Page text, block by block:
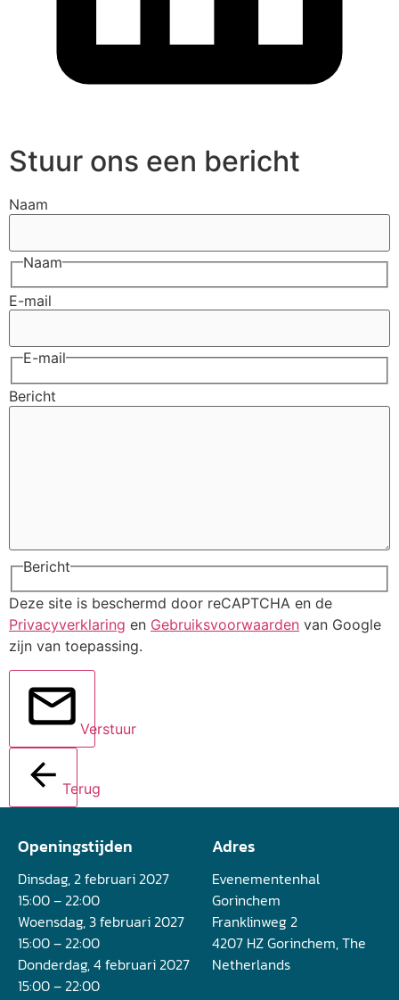
Stuur ons een bericht
Naam
Naam
E-mail
E-mail
Bericht
Bericht
Deze site is beschermd door reCAPTCHA en de
Privacyverklaring en Gebruiksvoorwaarden van Google
zijn van toepassing.
Verstuur
Terug
Openingstijden
Dinsdag, 2 februari 2027
15:00 – 22:00
Woensdag, 3 februari 2027
15:00 – 22:00
Donderdag, 4 februari 2027
15:00 – 22:00
Adres
Evenementenhal
Gorinchem
Franklinweg 2
4207 HZ Gorinchem, The
Netherlands